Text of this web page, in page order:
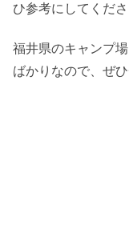
ひ参考にしてくださ
福井県のキャンプ
ばかりなので、ぜ